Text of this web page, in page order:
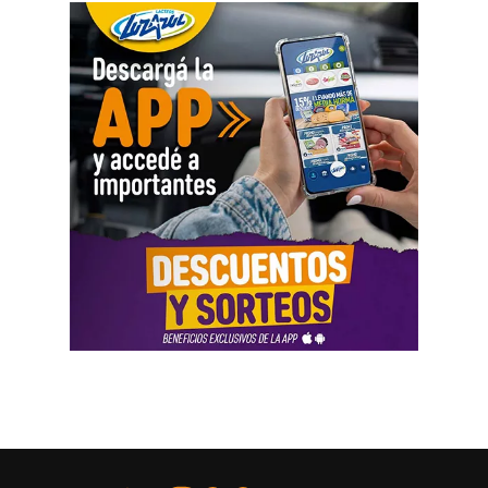
garantizó la pluralidad de voces en nuestro país».
Además, la abogada Amartino solicitó, en nombre de
todas las organizaciones que pidieron la audiencia, que
la CIDH «emita una comunicación dirigida al Estado
argentino en la que llame la atención sobre la
incompatibilidad de la reforma laboral con los estándares
interamericanos, y llame al cumplimiento de sus
obligaciones en materia de derechos humanos.
Solicitamos también que esa comunicación sea remitida
a todos los tribunales locales para ser tenida en cuenta
como instrumento de interpretación del derecho».
También pidió «que declare que la derogación del
municipios, entre otros. Además, sólo se garantizarán
vuelos sanitarios y de Estado por parte de la
Administración Nacional de Aviación Civil (ANAC), PAMI
y ANSES atenderán únicamente emergencias.
Uno de los principales motivos que reaviva la
conflictividad en el Sector Público es la pérdida del poder
adquisitivo a partir de las paritarias firmadas a la baja.
lo que va del 2026, los incrementos llegaron a 12,9%
en la Administración Pública Nacional hasta el mes de
junio, mientras que la inflación en ese mismo periodo
en lo que va de la gestión de Javier Milei, los
nuevamente sobre «el intento de cierre,